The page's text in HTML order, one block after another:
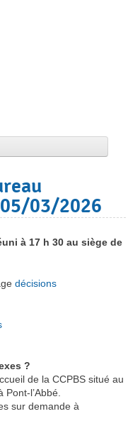
03/2026
à 17 h 30 au siège de
décisions
?
de la CCPBS situé au
l’Abbé.
sur demande à